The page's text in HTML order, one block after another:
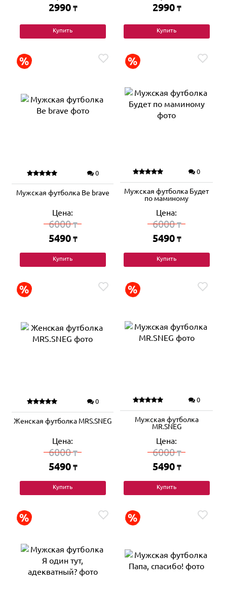
2990 ₸
Купить
2990 ₸
Купить
0
Мужская футболка Be brave
Цена:
6000₸
5490 ₸
Купить
0
Мужская футболка Будет
по маминому
Цена:
6000₸
5490 ₸
Купить
0
Женская футболка MRS.SNEG
Цена:
6000₸
5490 ₸
Купить
0
Мужская футболка
MR.SNEG
Цена:
6000₸
5490 ₸
Купить